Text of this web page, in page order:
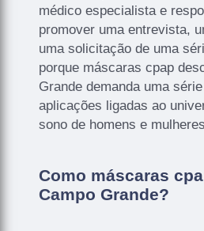
médico especialista e
promover uma entrevista,
uma solicitação de uma
porque máscaras cpap
Grande demanda uma
aplicações ligadas ao
sono de homens e
Como máscaras
Campo Grande?